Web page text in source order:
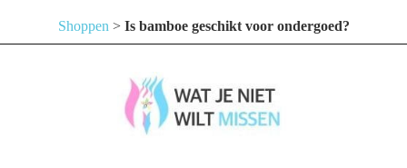
Shoppen > Is bamboe geschikt voor ondergoed?